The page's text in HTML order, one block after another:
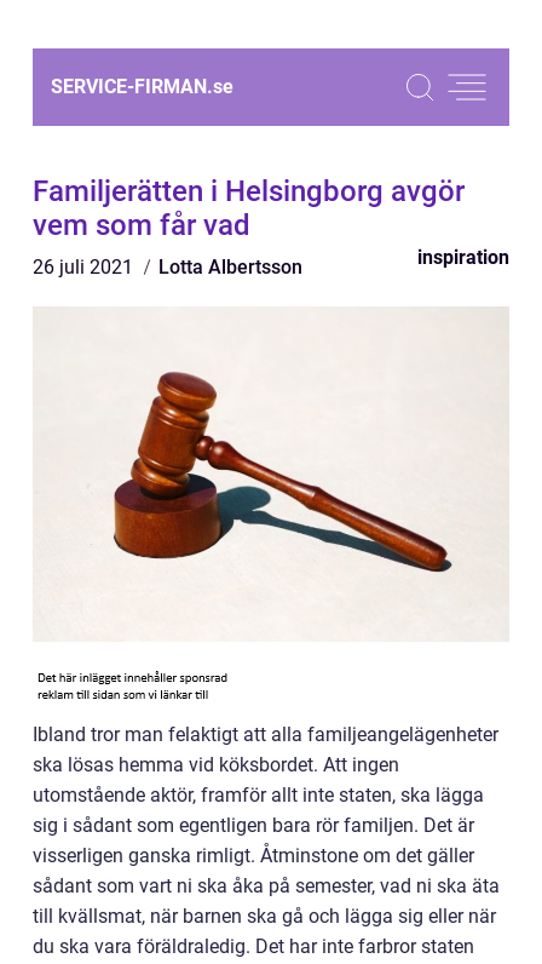
SERVICE-FIRMAN.se
Familjerätten i Helsingborg avgör
vem som får vad
26 juli 2021 Lotta Albertsson inspiration
Ibland tror man felaktigt att alla familjeangelägenheter
ska lösas hemma vid köksbordet. Att ingen
utomstående aktör, framför allt inte staten, ska lägga
sig i sådant som egentligen bara rör familjen. Det är
visserligen ganska rimligt. Åtminstone om det gäller
sådant som vart ni ska åka på semester, vad ni ska äta
till kvällsmat, när barnen ska gå och lägga sig eller när
du ska vara föräldraledig. Det har inte farbror staten